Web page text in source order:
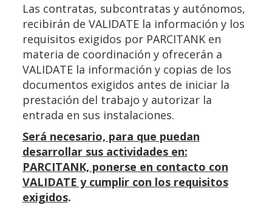
Las contratas, subcontratas y autónomos,
recibirán de VALIDATE la información y los
requisitos exigidos por PARCITANK en
materia de coordinación y ofrecerán a
VALIDATE la información y copias de los
documentos exigidos antes de iniciar la
prestación del trabajo y autorizar la
entrada en sus instalaciones.
Será necesario, para que puedan
desarrollar sus actividades en:
PARCITANK, ponerse en contacto con
VALIDATE y cumplir con los requisitos
exigidos.